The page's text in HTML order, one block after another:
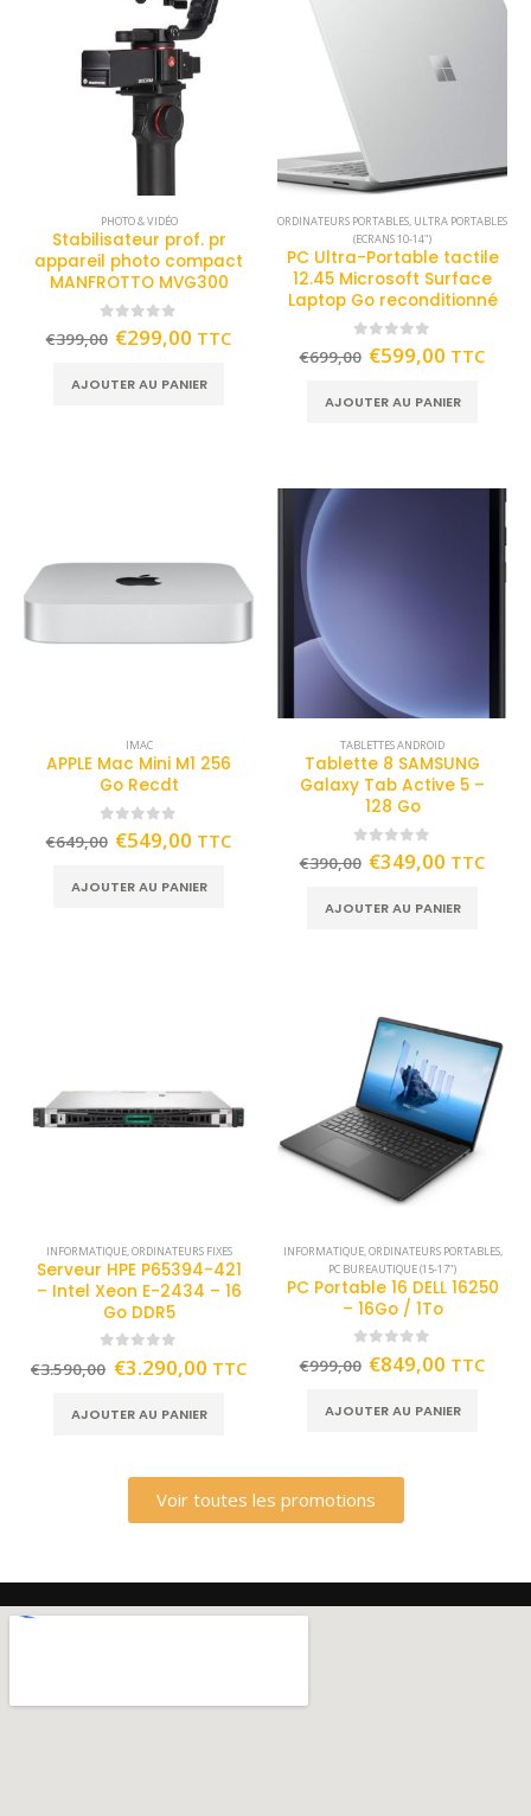
PHOTO & VIDÉO
Stabilisateur prof. pr
appareil photo compact
MANFROTTO MVG300
out of 5
€399,00 €299,00 TTC
AJOUTER AU PANIER
ORDINATEURS PORTABLES, ULTRA PORTABLES
(ECRANS 10-14")
PC Ultra-Portable tactile
12.45 Microsoft Surface
Laptop Go reconditionné
out of 5
€699,00 €599,00 TTC
AJOUTER AU PANIER
IMAC
APPLE Mac Mini M1 256
Go Recdt
out of 5
€649,00 €549,00 TTC
AJOUTER AU PANIER
TABLETTES ANDROID
Tablette 8 SAMSUNG
Galaxy Tab Active 5 –
128 Go
out of 5
€390,00 €349,00 TTC
AJOUTER AU PANIER
INFORMATIQUE,ORDINATEURS FIXES
Serveur HPE P65394-421
– Intel Xeon E-2434 – 16
Go DDR5
out of 5
€3.590,00 €3.290,00 TTC
AJOUTER AU PANIER
INFORMATIQUE,ORDINATEURS PORTABLES,
PC BUREAUTIQUE (15-17")
PC Portable 16 DELL 16250
– 16Go / 1To
out of 5
€999,00 €849,00 TTC
AJOUTER AU PANIER
Voir toutes les promotions